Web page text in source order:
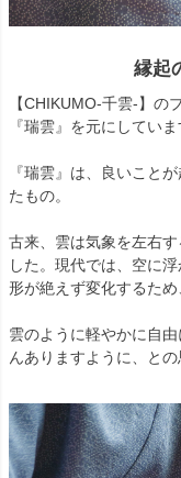
縁起
【CHIKUMO-千雲-】の
『瑞雲』を元にしていま
『瑞雲』は、良いこと
たもの。
古来、雲は気象を左右
した。現代では、空に
形が絶えず変化するため
雲のように軽やかに自
んありますように、と